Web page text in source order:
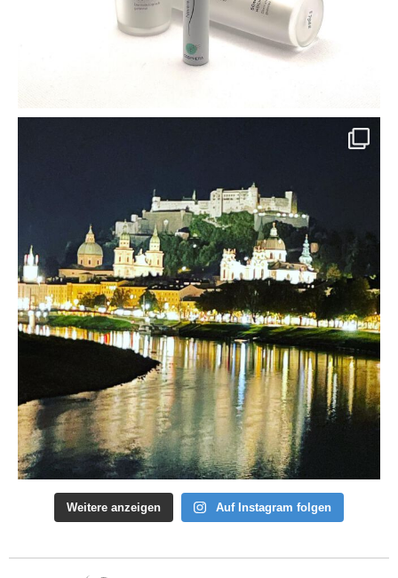
Weitere anzeigen Auf Instagram folgen